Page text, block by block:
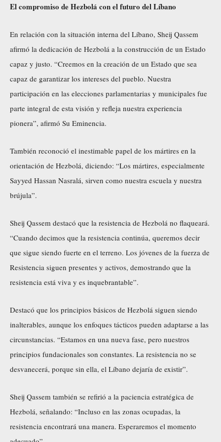
El compromiso de Hezbolá con el futuro del Líbano
En relación con la situación interna del Líbano, Sheij Qassem
afirmó la dedicación de Hezbolá a la construcción de un Estado
capaz y justo. “Creemos en la creación de un Estado que sea
capaz de garantizar los intereses del pueblo. Nuestra
participación en las elecciones parlamentarias y municipales fue
parte integral de esta visión y refleja nuestra experiencia
pionera”, afirmó Su Eminencia.
También reconoció el inestimable papel de los mártires en la
orientación de Hezbolá, diciendo: “Los mártires, especialmente
Sayyed Hassan Nasralá, sirven como nuestra escuela y nuestra
brújula”.
Sheij Qassem destacó que la resistencia de Hezbolá no flaqueará.
“Cuando decimos que la resistencia continúa, queremos decir
que sigue siendo fuerte en el terreno. Los jóvenes de la fuerza de
Resistencia siguen presentes y activos, demostrando que la
resistencia está viva y es inquebrantable”.
Destacó que los principios básicos de Hezbolá siguen siendo
inalterables, aunque los enfoques tácticos pueden adaptarse a las
circunstancias. “Estamos en una nueva fase, pero nuestros
principios fundacionales son constantes. La resistencia no se
desvanecerá, porque sin ella, el Líbano dejaría de existir”.
Sheij Qassem también se refirió a la paciencia estratégica de
Hezbolá, señalando: “Incluso en las zonas ocupadas, la
resistencia encontrará una manera. Esperaremos el momento